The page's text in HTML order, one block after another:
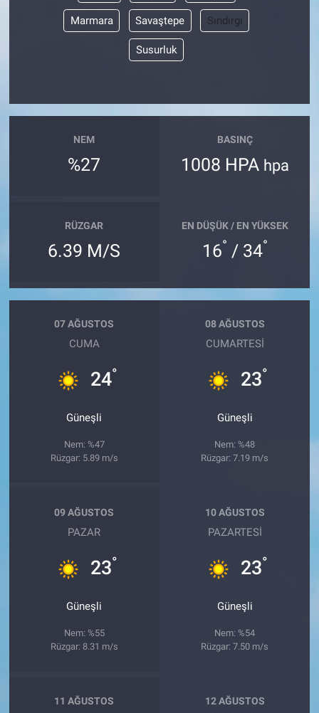
Marmara Savaştepe Sındırgı
Susurluk
NEM
%27
BASINÇ
1008 HPA hpa
RÜZGAR
6.39 M/S
EN DÜŞÜK / EN YÜKSEK
16° / 34°
07 AĞUSTOS
CUMA
24°
Güneşli
Nem: %47
Rüzgar: 5.89 m/s
08 AĞUSTOS
CUMARTESI
23°
Güneşli
Nem: %48
Rüzgar: 7.19 m/s
09 AĞUSTOS
PAZAR
23°
Güneşli
Nem: %55
Rüzgar: 8.31 m/s
10 AĞUSTOS
PAZARTESI
23°
Güneşli
Nem: %54
Rüzgar: 7.50 m/s
11 AĞUSTOS 12 AĞUSTOS